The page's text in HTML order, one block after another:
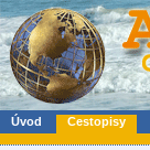
Úvod Cestopisy